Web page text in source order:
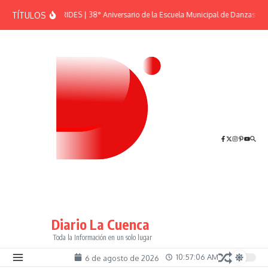
TÍTULOSEFEMÉRIDES | 38° Aniversario de la Escuela Municipal de Danzas “El
Diario La Cuenca
Toda la Información en un solo lugar
6 de agosto de 2026 10:57:06 AM